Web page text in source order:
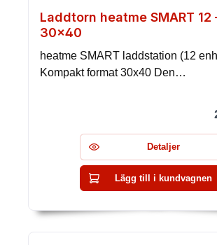
Laddtorn heatme SMART 12
30×40
heatme SMART laddstation (12
Kompakt format 30x40 Den…
Detaljer
Lägg till i kundvagnen